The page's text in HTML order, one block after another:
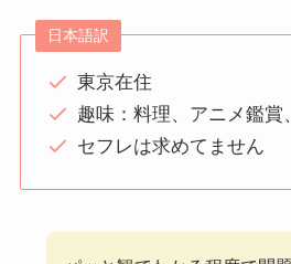
日本語訳
東京在住
趣味：料理、アニメ鑑賞
セフレは求めてません